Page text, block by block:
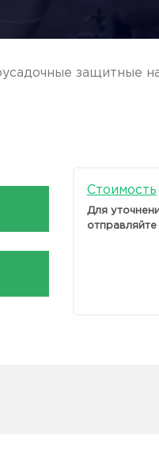
защитные
Стоимость
Для
отправляйте